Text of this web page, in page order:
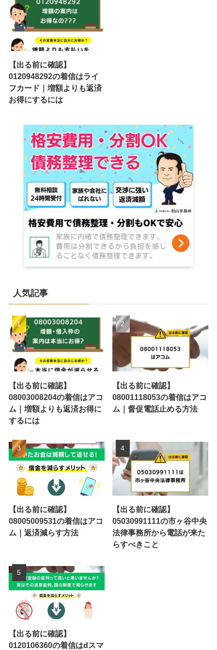
【出る前に確認】
0120948292の着信はライ
フカード｜増額よりも返済
お得にするには
人気記事
【出る前に確認】
08003008204の着信はアコ
ム｜増額よりも返済お得に
するには
【出る前に確認】
08001118053の着信はアコ
ム｜督促電話止める方法
【出る前に確認】
08005009531の着信はアコ
ム｜返済減らす方法
【出る前に確認】
05030991111の市ヶ谷中央
法律事務所から電話が来た
らすべきこと
【出る前に確認】
0120106360の着信はdスマ